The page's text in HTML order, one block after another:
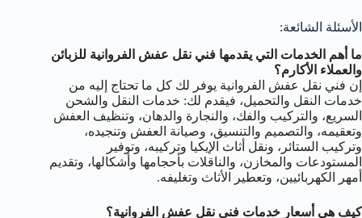
الأسئلة الشائعة:
ما أهم الخدمات التي يقدمها فني نقل عفش الفروانية للزبائن
والعملاء الأكارم؟
إن فني نقل عفش الفروانية يوفر لك كل ما تحتاج إليه من
خدمات النقل والتحميل، فيقدم لك: خدمات النقل والشحن
السريع، والتركيب والفك، والنجارة والدهان، وتنظيف العفش
وتعقيمه، والتصميم والتنسيق، وصيانة العفش وتنجيده،
وتركيب الستائر، ونقل أثاث الإيكيا وتركيبه، وتوفير
المستودعات والمخازن، والناقلات بأحجامها وأشكالها، وتقديم
أمهر الكهربائيين، وتعطير الأثاث وتغليفه.
كيف هي أسعار خدمات فني نقل عفش الفروانية؟